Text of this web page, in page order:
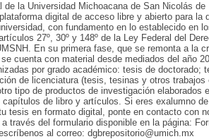
de la Universidad Michoacana de San Nicolás
digital de acceso libre y abierto para la
con fundamento en lo establecido en
27º, 30º y 148º de la Ley Federal del
En su primera fase, que se remonta a la
cuenta con material desde mediados del año
por grado académico: tesis de doctorado;
de licenciatura (tesis, tesinas y otros
tipo de productos de investigación elaborados
de libro y artículos. Si eres exalumno
tesis en formato digital, ponte en contacto con
través del formulario disponible en la página:
al correo: dgbrepositorio@umich.mx